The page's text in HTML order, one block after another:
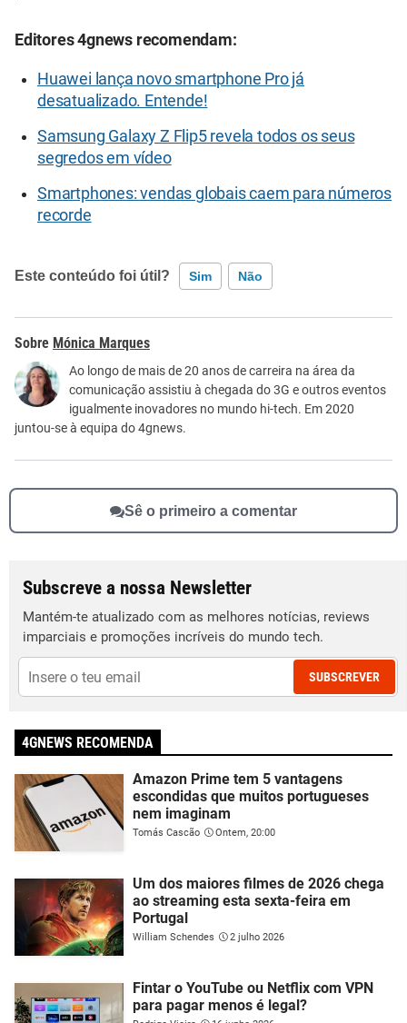
Editores 4gnews recomendam:
Huawei lança novo smartphone Pro já
desatualizado. Entende!
Samsung Galaxy Z Flip5 revela todos os seus
segredos em vídeo
Smartphones: vendas globais caem para números
recorde
Este conteúdo foi útil? Sim Não
Este conteúdo contém informação incorreta
Este conteúdo não tem a informação que procuro
Outro
Mónica Marques
Ao longo de mais de 20 anos de carreira na área da
comunicação assistiu à chegada do 3G e outros eventos
igualmente inovadores no mundo hi-tech. Em 2020
juntou-se à equipa do 4gnews.
Sê o primeiro a comentar
Subscreve a nossa Newsletter
Mantém-te atualizado com as melhores notícias, reviews
imparciais e promoções incríveis do mundo tech.
SUBSCREVER
4GNEWS RECOMENDA
Amazon Prime tem 5 vantagens
escondidas que muitos portugueses
nem imaginam
Tomás Cascão Ontem, 20:00
Um dos maiores filmes de 2026 chega
ao streaming esta sexta-feira em
Portugal
William Schendes 2 julho 2026
Fintar o YouTube ou Netflix com VPN
para pagar menos é legal?